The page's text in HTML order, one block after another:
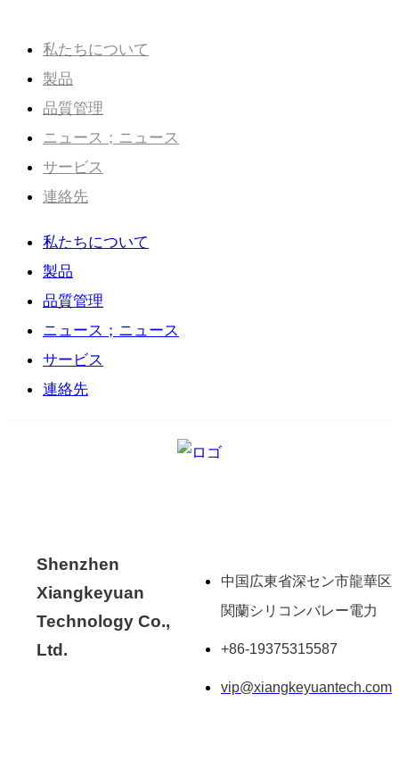
私たちについて
製品
品質管理
ニュース；ニュース
サービス
連絡先
私たちについて
製品
品質管理
ニュース；ニュース
サービス
連絡先
Shenzhen
Xiangkeyuan
Technology Co.,
Ltd.
中国広東省深セン市龍華区
関蘭シリコンバレー電力
+86-19375315587
vip@xiangkeyuantech.com